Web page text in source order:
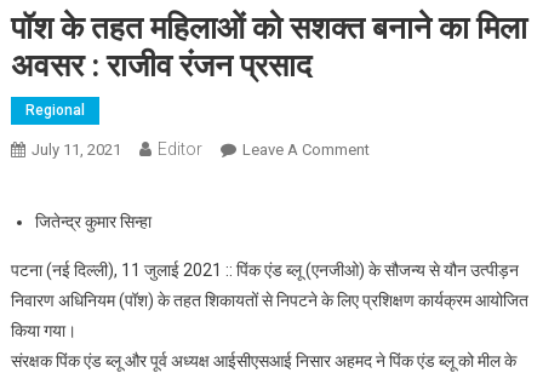
पॉश के तहत महिलाओं को सशक्त बनाने का मिला
अवसर : राजीव रंजन प्रसाद
Regional
July 11, 2021 Editor Leave A CommentOn पॉश के तहत महिलाओं को
जितेन्द्र कुमार सिन्हा
पटना (नई दिल्ली), 11 जुलाई 2021 :: पिंक एंड ब्लू (एनजीओ) के सौजन्य से यौन उत्पीड़न
निवारण अधिनियम (पॉश) के तहत शिकायतों से निपटने के लिए प्रशिक्षण कार्यक्रम आयोजित
किया गया।
संरक्षक पिंक एंड ब्लू और पूर्व अध्यक्ष आईसीएसआई निसार अहमद ने पिंक एंड ब्लू को मील के